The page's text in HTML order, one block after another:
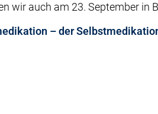
wir auch am 23. September in
– der